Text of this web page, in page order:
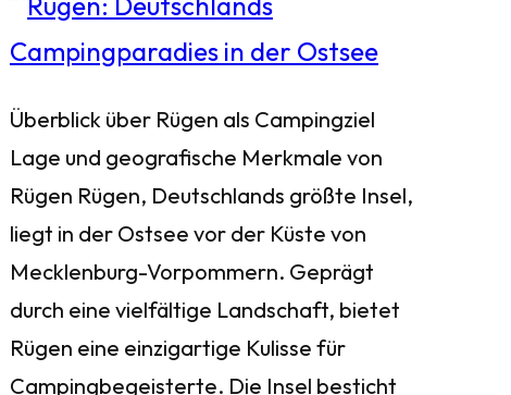
Überblick über Rügen als Campingziel
Lage und geografische Merkmale von
Rügen Rügen, Deutschlands größte Insel,
liegt in der Ostsee vor der Küste von
Mecklenburg-Vorpommern. Geprägt
durch eine vielfältige Landschaft, bietet
Rügen eine einzigartige Kulisse für
Campingbegeisterte. Die Insel besticht